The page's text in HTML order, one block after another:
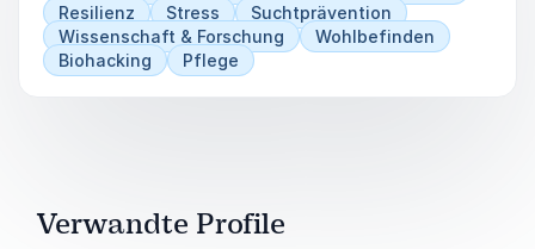
Resilienz
Stress
Suchtprävention
Wissenschaft & Forschung
Wohlbefinden
Biohacking
Pflege
Verwandte Profile